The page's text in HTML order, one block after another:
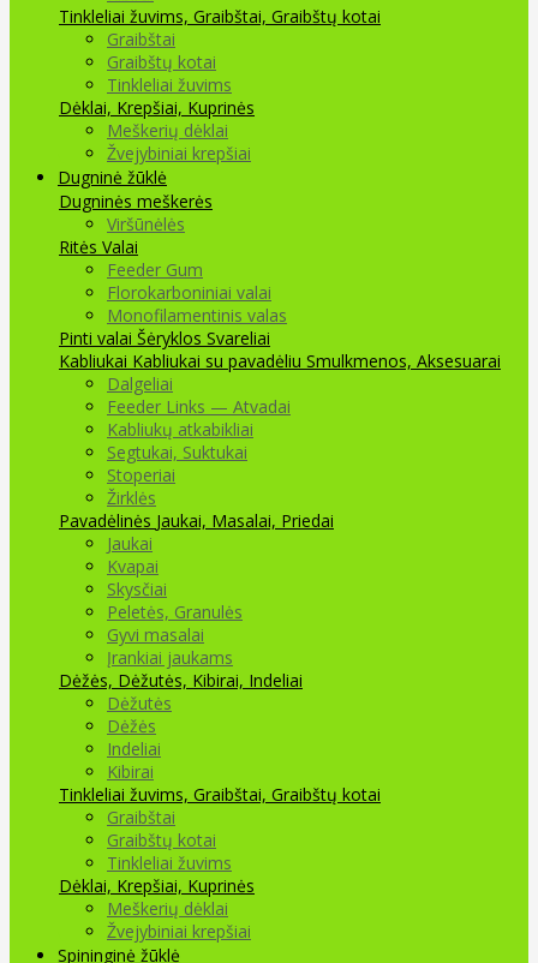
Tinkleliai žuvims, Graibštai, Graibštų kotai
Graibštai
Graibštų kotai
Tinkleliai žuvims
Dėklai, Krepšiai, Kuprinės
Meškerių dėklai
Žvejybiniai krepšiai
Dugninė žūklė
Dugninės meškerės
Viršūnėlės
Ritės Valai
Feeder Gum
Florokarboniniai valai
Monofilamentinis valas
Pinti valai Šėryklos Svareliai
Kabliukai Kabliukai su pavadėliu Smulkmenos, Aksesuarai
Dalgeliai
Feeder Links — Atvadai
Kabliukų atkabikliai
Segtukai, Suktukai
Stoperiai
Žirklės
Pavadėlinės Jaukai, Masalai, Priedai
Jaukai
Kvapai
Skysčiai
Peletės, Granulės
Gyvi masalai
Įrankiai jaukams
Dėžės, Dėžutės, Kibirai, Indeliai
Dėžutės
Dėžės
Indeliai
Kibirai
Tinkleliai žuvims, Graibštai, Graibštų kotai
Graibštai
Graibštų kotai
Tinkleliai žuvims
Dėklai, Krepšiai, Kuprinės
Meškerių dėklai
Žvejybiniai krepšiai
Spininginė žūklė